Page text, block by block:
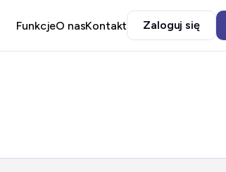
FunkcjeO nasKontakt Zaloguj się